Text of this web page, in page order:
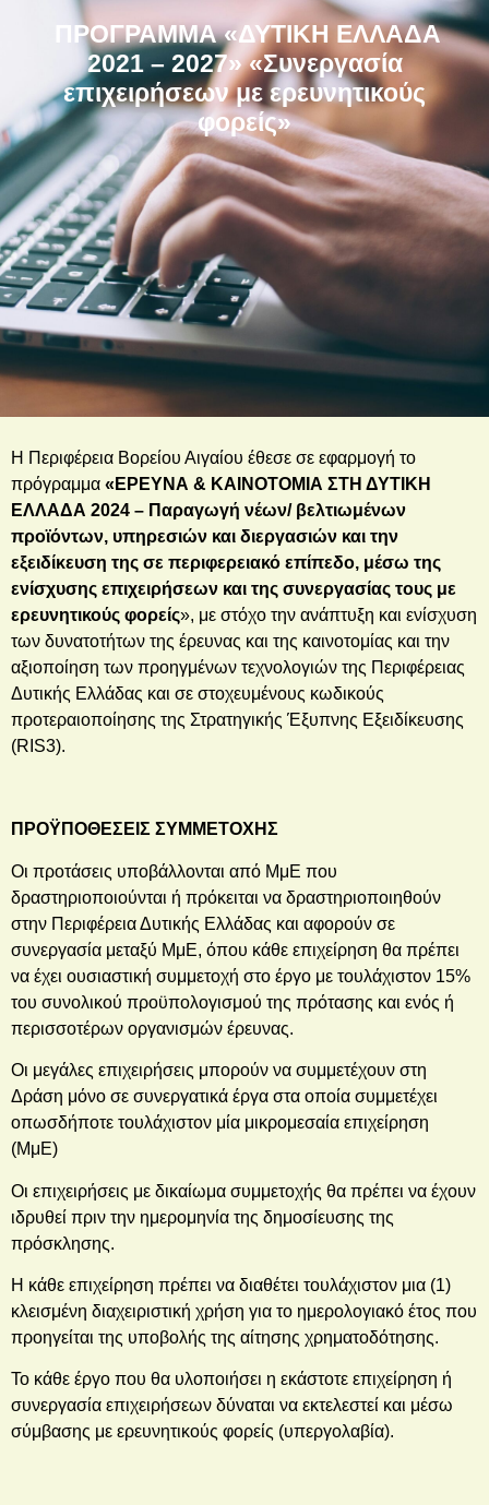
ΠΡΟΓΡΑΜΜΑ «ΔΥΤΙΚΗ ΕΛΛΑΔΑ
2021 – 2027» «Συνεργασία
επιχειρήσεων με ερευνητικούς
φορείς»
Η Περιφέρεια Βορείου Αιγαίου έθεσε σε εφαρμογή το
πρόγραμμα «ΕΡΕΥΝΑ & ΚΑΙΝΟΤΟΜΙΑ ΣΤΗ ΔΥΤΙΚΗ
ΕΛΛΑΔΑ 2024 – Παραγωγή νέων/ βελτιωμένων
προϊόντων, υπηρεσιών και διεργασιών και την
εξειδίκευση της σε περιφερειακό επίπεδο, μέσω της
ενίσχυσης επιχειρήσεων και της συνεργασίας τους με
ερευνητικούς φορείς», με στόχο την ανάπτυξη και ενίσχυση
των δυνατοτήτων της έρευνας και της καινοτομίας και την
αξιοποίηση των προηγμένων τεχνολογιών της Περιφέρειας
Δυτικής Ελλάδας και σε στοχευμένους κωδικούς
προτεραιοποίησης της Στρατηγικής Έξυπνης Εξειδίκευσης
(RIS3).
ΠΡΟΫΠΟΘΕΣΕΙΣ ΣΥΜΜΕΤΟΧΗΣ
Οι προτάσεις υποβάλλονται από ΜμΕ που
δραστηριοποιούνται ή πρόκειται να δραστηριοποιηθούν
στην Περιφέρεια Δυτικής Ελλάδας και αφορούν σε
συνεργασία μεταξύ ΜμΕ, όπου κάθε επιχείρηση θα πρέπει
να έχει ουσιαστική συμμετοχή στο έργο με τουλάχιστον 15%
του συνολικού προϋπολογισμού της πρότασης και ενός ή
περισσοτέρων οργανισμών έρευνας.
Οι μεγάλες επιχειρήσεις μπορούν να συμμετέχουν στη
Δράση μόνο σε συνεργατικά έργα στα οποία συμμετέχει
οπωσδήποτε τουλάχιστον μία μικρομεσαία επιχείρηση
(ΜμΕ)
Οι επιχειρήσεις με δικαίωμα συμμετοχής θα πρέπει να έχουν
ιδρυθεί πριν την ημερομηνία της δημοσίευσης της
πρόσκλησης.
Η κάθε επιχείρηση πρέπει να διαθέτει τουλάχιστον μια (1)
κλεισμένη διαχειριστική χρήση για το ημερολογιακό έτος που
προηγείται της υποβολής της αίτησης χρηματοδότησης.
Το κάθε έργο που θα υλοποιήσει η εκάστοτε επιχείρηση ή
συνεργασία επιχειρήσεων δύναται να εκτελεστεί και μέσω
σύμβασης με ερευνητικούς φορείς (υπεργολαβία).